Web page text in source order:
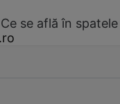
se află în spatele